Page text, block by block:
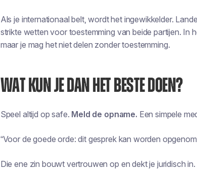
Als je internationaal belt, wordt het ingewikkelder.
strikte wetten voor toestemming van beide partijen. In
maar je mag het niet delen zonder toestemming.
WAT KUN JE DAN HET BESTE DOEN?
Speel altijd op safe. Meld de opname. Een simpele
“Voor de goede orde: dit gesprek kan worden
Die ene zin bouwt vertrouwen op en dekt je juridisch